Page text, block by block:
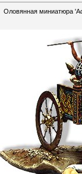
Оловянная миниатюра